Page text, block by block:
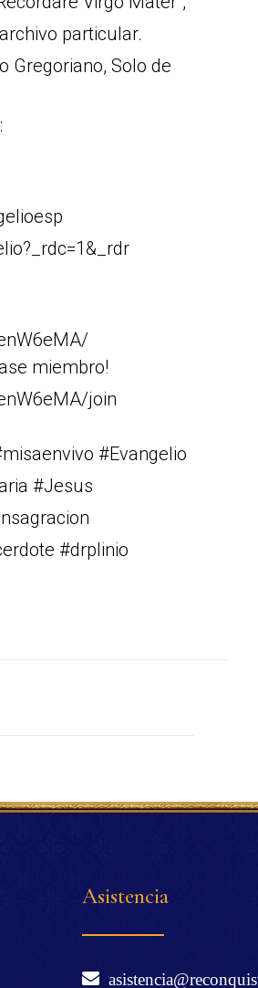
particular.
Gregoriano, Solo de
miembro!
join
#Evangelio
#Jesus
#drplinio
Asistencia